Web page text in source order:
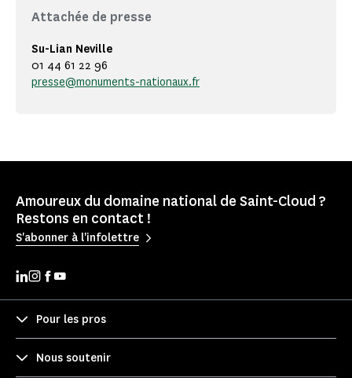
Attachée de presse
Su-Lian Neville
01 44 61 22 96
presse@monuments-nationaux.fr
Amoureux du domaine national de Saint-Cloud ?
Restons en contact !
S'abonner à l'infolettre
Pour les pros
Nous soutenir